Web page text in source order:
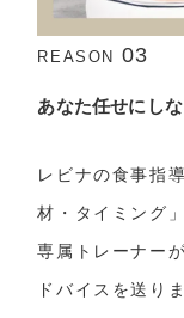
REASON 03
あなた任せにし
レビナの食事指
材・タイミング
専属トレーナー
ドバイスを送りま